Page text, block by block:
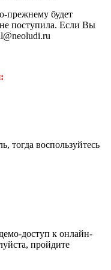
прежнему будет
поступила. Если Вы
тогда воспользуйтесь
доступ к онлайн-
пройдите